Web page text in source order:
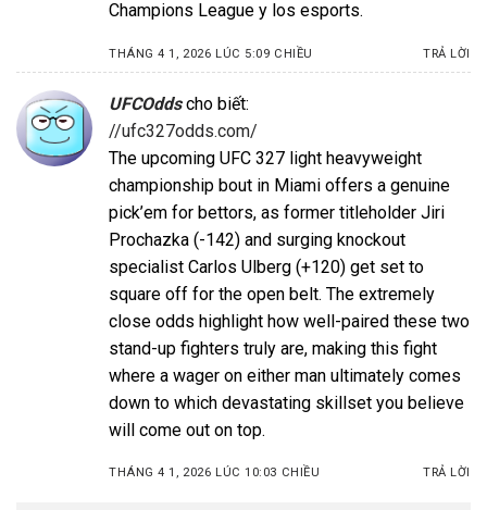
Champions League y los esports.
THÁNG 4 1, 2026 LÚC 5:09 CHIỀU TRẢ LỜI
UFCOdds cho biết:
//ufc327odds.com/
The upcoming UFC 327 light heavyweight
championship bout in Miami offers a genuine
pick’em for bettors, as former titleholder Jiri
Prochazka (-142) and surging knockout
specialist Carlos Ulberg (+120) get set to
square off for the open belt. The extremely
close odds highlight how well-paired these two
stand-up fighters truly are, making this fight
where a wager on either man ultimately comes
down to which devastating skillset you believe
will come out on top.
THÁNG 4 1, 2026 LÚC 10:03 CHIỀU TRẢ LỜI